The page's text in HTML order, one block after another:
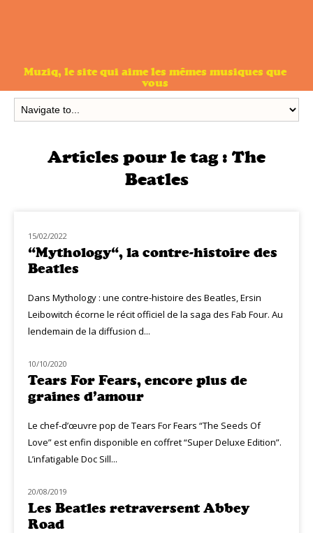
Muziq, le site qui aime les mêmes musiques que
vous
Articles pour le tag : The
Beatles
MUZIQ BOOK
15/02/2022
“Mythology“, la contre-histoire des
Beatles
Dans Mythology : une contre-histoire des Beatles, Ersin
Leibowitch écorne le récit officiel de la saga des Fab Four. Au
lendemain de la diffusion d...
NOUVEAUTÉS
10/10/2020
Tears For Fears, encore plus de
graines d’amour
Le chef-d’œuvre pop de Tears For Fears “The Seeds Of
Love” est enfin disponible en coffret “Super Deluxe Edition”.
L’infatigable Doc Sill...
NOUVEAUTÉS
20/08/2019
Les Beatles retraversent Abbey
Road